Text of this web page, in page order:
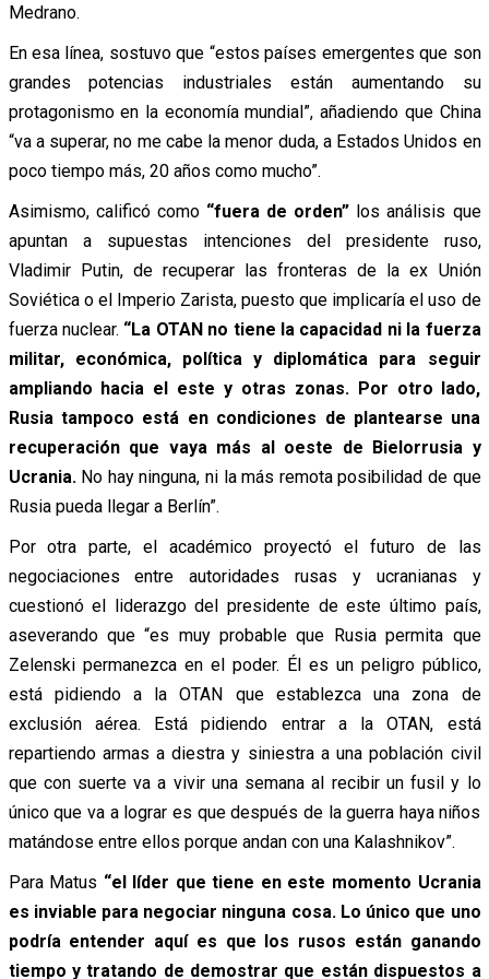
Medrano.
En esa línea, sostuvo que “estos países emergentes que son
grandes potencias industriales están aumentando su
protagonismo en la economía mundial”, añadiendo que China
“va a superar, no me cabe la menor duda, a Estados Unidos en
poco tiempo más, 20 años como mucho”.
Asimismo, calificó como “fuera de orden” los análisis que
apuntan a supuestas intenciones del presidente ruso,
Vladimir Putin, de recuperar las fronteras de la ex Unión
Soviética o el Imperio Zarista, puesto que implicaría el uso de
fuerza nuclear. “La OTAN no tiene la capacidad ni la fuerza
militar, económica, política y diplomática para seguir
ampliando hacia el este y otras zonas. Por otro lado,
Rusia tampoco está en condiciones de plantearse una
recuperación que vaya más al oeste de Bielorrusia y
Ucrania. No hay ninguna, ni la más remota posibilidad de que
Rusia pueda llegar a Berlín”.
Por otra parte, el académico proyectó el futuro de las
negociaciones entre autoridades rusas y ucranianas y
cuestionó el liderazgo del presidente de este último país,
aseverando que “es muy probable que Rusia permita que
Zelenski permanezca en el poder. Él es un peligro público,
está pidiendo a la OTAN que establezca una zona de
exclusión aérea. Está pidiendo entrar a la OTAN, está
repartiendo armas a diestra y siniestra a una población civil
que con suerte va a vivir una semana al recibir un fusil y lo
único que va a lograr es que después de la guerra haya niños
matándose entre ellos porque andan con una Kalashnikov”.
Para Matus “el líder que tiene en este momento Ucrania
es inviable para negociar ninguna cosa. Lo único que uno
podría entender aquí es que los rusos están ganando
tiempo y tratando de demostrar que están dispuestos a